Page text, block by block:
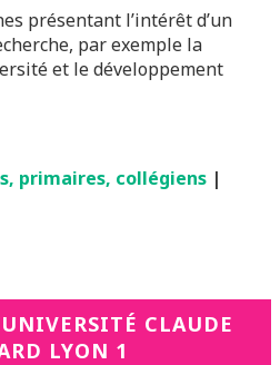
présentant l’intérêt d’un
par exemple la
et le développement
primaires, collégiens |
CLAUDE
LYON 1